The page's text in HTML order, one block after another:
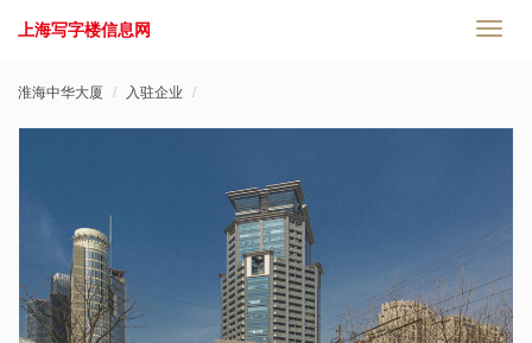
切
上海写字楼信息网
淮海中华大厦 入驻企业